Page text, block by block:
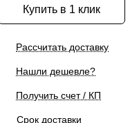
Купить в 1 клик
Рассчитать доставку
Нашли дешевле?
Получить счет / КП
Срок доставки